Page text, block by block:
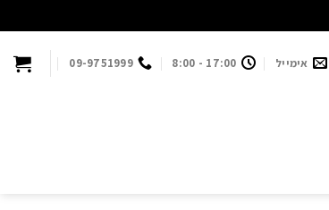
אימייל 17:00 - 8:00
09-9751999